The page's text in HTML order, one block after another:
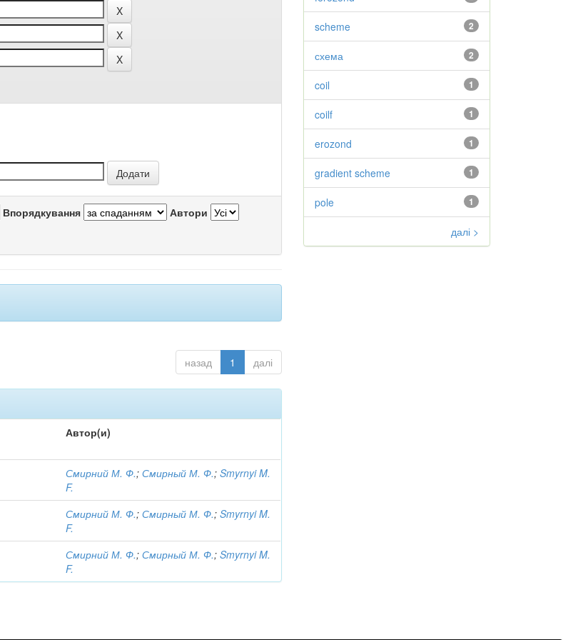
Впорядкування Автори
назад 1 далі
Автор(и)
Смирний М. Ф.;Смирный М. Ф.;Smyrnyi M.
F.
Смирний М. Ф.;Смирный М. Ф.;Smyrnyi M.
F.
Смирний М. Ф.;Смирный М. Ф.;Smyrnyi M.
F.
2
scheme
2
схема
1
coil
1
coilf
1
erozond
1
gradient scheme
1
pole
далі >